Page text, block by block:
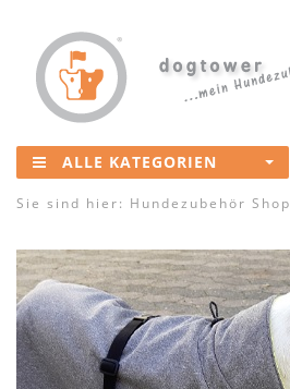
ALLE KATEGORIEN
Sie sind hier: Hundezubehör Shop